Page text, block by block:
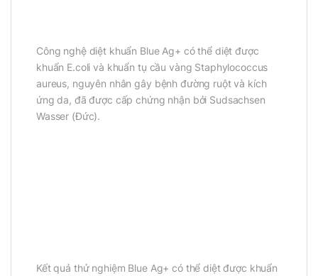
Công nghệ diệt khuẩn Blue Ag+ có thể diệt được
khuẩn E.coli và khuẩn tụ cầu vàng Staphylococcus
aureus, nguyên nhân gây bệnh đường ruột và kích
ứng da, đã được cấp chứng nhận bởi Sudsachsen
Wasser (Đức).
Kết quả thử nghiệm Blue Ag+ có thể diệt được khuẩn